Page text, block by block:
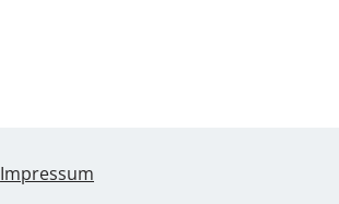
Impressum